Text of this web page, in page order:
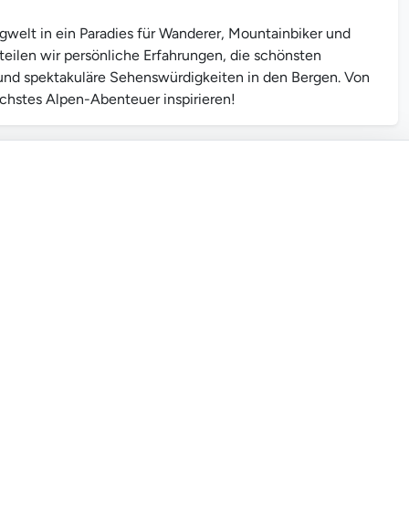
in ein Paradies für Wanderer, Mountainbiker und
wir persönliche Erfahrungen, die schönsten
spektakuläre Sehenswürdigkeiten in den Bergen. Von
Alpen-Abenteuer inspirieren!